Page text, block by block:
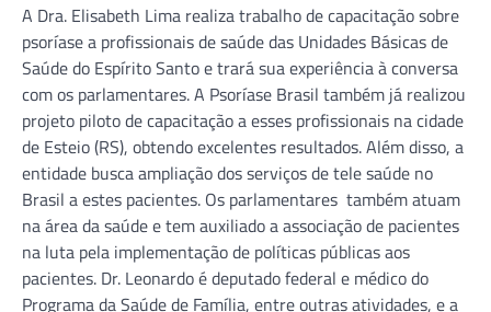
A Dra. Elisabeth Lima realiza trabalho de capacitação sobre
psoríase a profissionais de saúde das Unidades Básicas de
Saúde do Espírito Santo e trará sua experiência à conversa
com os parlamentares. A Psoríase Brasil também já realizou
projeto piloto de capacitação a esses profissionais na cidade
de Esteio (RS), obtendo excelentes resultados. Além disso, a
entidade busca ampliação dos serviços de tele saúde no
Brasil a estes pacientes. Os parlamentares também atuam
na área da saúde e tem auxiliado a associação de pacientes
na luta pela implementação de políticas públicas aos
pacientes. Dr. Leonardo é deputado federal e médico do
Programa da Saúde de Família, entre outras atividades, e a